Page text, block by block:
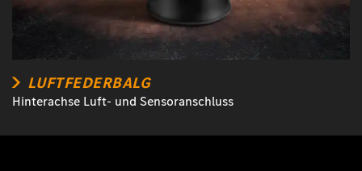
LUFTFEDERBALG
Hinterachse Luft- und Sensoranschluss